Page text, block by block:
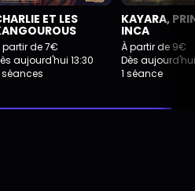
ET LES
partir de 7€
aujourd'hui 13:30
séances
KAYARA,
INCA
À partir de 9€
Dès
1 séance